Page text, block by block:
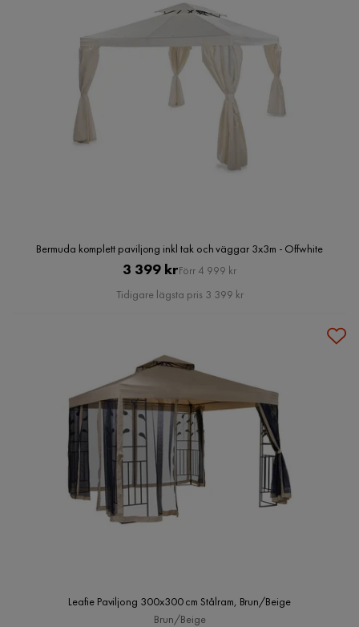
Bermuda komplett paviljong inkl tak och väggar 3x3m - Offwhite
Pris
3 399 krOriginal
Pris
Förr 4 999 kr
Tidigare lägsta pris 3 399 kr
Leafie Paviljong 300x300 cm Stålram, Brun/Beige
Brun/Beige